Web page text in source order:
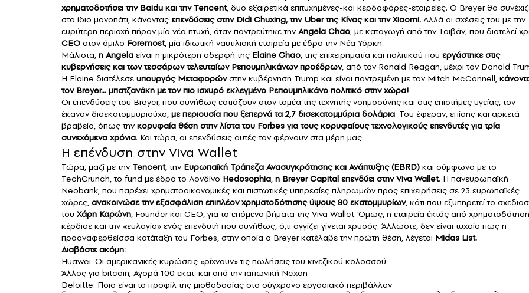
χρηματοδοτήσει την Baidu και την Tencent, δυο εξαιρετικά επιτυχημένες-και κερδοφόρες-εταιρείες. Ο Breyer θα
στο ίδιο μονοπάτι, κάνοντας επενδύσεις στην Didi Chuxing, την Uber της Κίνας και την Xiaomi. Αλλά οι σχέσεις του με την
ευρύτερη περιοχή πήραν μία νέα πτυχή, όταν παντρεύτηκε τηνAngela Chao, με καταγωγή από την Ταϊβάν, που διατελεί
CEO στον όμιλο Foremost, μία ιδιωτική ναυτιλιακή εταιρεία με έδρα την Νέα Υόρκη.
Μάλιστα, η Angela είναι η μικρότερη αδερφή της Elaine Chao, της επιχειρηματία και πολιτικού που εργάστηκε στις
κυβερνήσεις και των τεσσάρων τελευταίων Ρεπουμπλικάνων προέδρων, από τον Ronald Reagan, μέχρι τον Donald
H Elaine διατέλεσε υπουργός Μεταφορώνστην κυβέρνηση Trump και είναι παντρεμένη με τον Mitch McConnell,
τον Breyer… μπατζανάκη με τον πιο ισχυρό εκλεγμένο Ρεπουμπλικάνο πολιτικό στην χώρα!
Οι επενδύσεις του Breyer, που συνήθως εστιάζουν στον τομέα της τεχνητής νοημοσύνης και στις επιστήμες υγείας, τον
έκαναν δισεκατομμυριούχο, με περιουσία που ξεπερνά τα 2,7 δισεκατομμύρια δολάρια. Του έφεραν, επίσης και αρκετά
βραβεία, όπως τηνκορυφαία θέση στην λίστα του Forbes για τους κορυφαίους τεχνολογικούς επενδυτές για τρία
συνεχόμενα χρόνια. Και τώρα, οι επενδύσεις αυτές τον φέρνουν στα μέρη μας.
Η επένδυση στην Viva Wallet
Τώρα, μαζί με την Tencent, την Ευρωπαϊκή Τράπεζα Ανασυγκρότησης και Ανάπτυξης (EBRD) και σύμφωνα με το
TechCrunch, το fund με έδρα το Λονδίνο Hedosophia, η Breyer Capital επενδύει στηνViva Wallet. Η πανευρωπαϊκή
Neobank, που παρέχει χρηματοοικονομικές και πιστωτικές υπηρεσίες πληρωμών προς επιχειρήσεις σε 23 ευρωπαϊκές
χώρες, ανακοινώσε την εξασφάλιση επιπλέον χρηματοδότησης ύψους 80 εκατομμυρίων, κάτι που εξυπηρετεί το
του Χάρη Καρώνη, Founder και CEO, για τα επόμενα βήματα της Viva Wallet. Όμως, η εταιρεία έκτός από
κέρδισε και την «ευλογία» ενός επενδυτή που συνήθως, ό,τι αγγίζει γίνεται χρυσός. Άλλωστε, δεν είναι τυχαίο πως η
προαναφερθείσσα κατάταξη του Forbes, στην οποία ο Breyer κατέλαβε την πρώτη θέση, λέγεται Midas List.
Διαβάστε ακόμη:
Huawei: Οι αμερικανικές κυρώσεις «ρίχνουν» τις πωλήσεις του κινεζικού κολοσσού
Άλλος για bitcoin; Αγορά 100 εκατ. και από την ιαπωνική Nexon
Deloitte: Ποιο είναι το προφίλ της μισθοδοσίας στο σύγχρονο εργασιακό περιβάλλον